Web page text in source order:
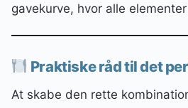
gavekurve, hvor alle
Praktiske råd til det
At skabe den rette